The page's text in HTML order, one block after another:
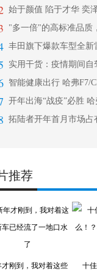
始于颜值 陷于才华 奕
"多一倍"的高标准品质
智能健康出行 哈弗F7/
开年出海“战疫”必胜
推荐
才刚到，我对着这些 十